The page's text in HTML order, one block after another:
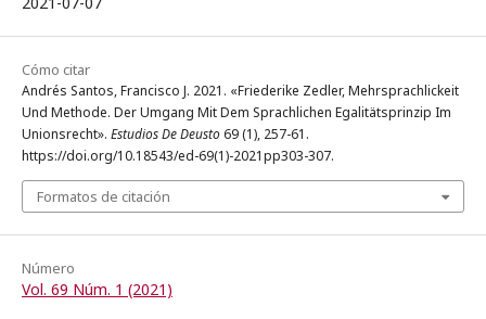
Cómo citar
Andrés Santos, Francisco J. 2021. «Friederike Zedler, Mehrsprachlickeit
Und Methode. Der Umgang Mit Dem Sprachlichen Egalitätsprinzip Im
Unionsrecht». Estudios De Deusto 69 (1), 257-61.
https://doi.org/10.18543/ed-69(1)-2021pp303-307.
Formatos de citación
Número
Vol. 69 Núm. 1 (2021)